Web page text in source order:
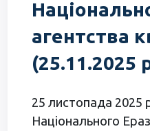
агентства
(25.11.2025
25 листопада 2025
Національного